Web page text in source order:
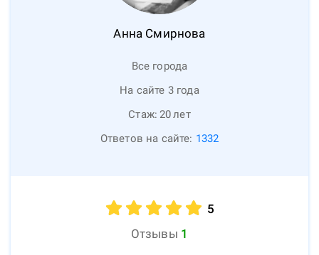
Анна Смирнова
Все города
На сайте 3 года
Стаж: 20лет
Ответов на сайте: 1332
5
Отзывы 1